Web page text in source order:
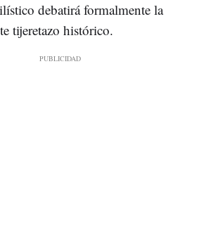
debatirá formalmente la
tijeretazo histórico.